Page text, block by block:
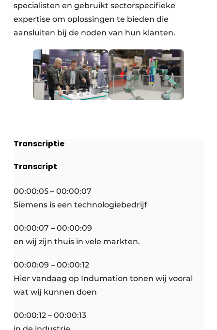
specialisten en gebruikt sectorspecifieke
expertise om oplossingen te bieden die
aansluiten bij de noden van hun klanten.
Transcriptie
Transcript
00:00:05 – 00:00:07
Siemens is een technologiebedrijf
00:00:07 – 00:00:09
en wij zijn thuis in vele markten.
00:00:09 – 00:00:12
Hier vandaag op Indumation tonen wij vooral
wat wij kunnen doen
00:00:12 – 00:00:13